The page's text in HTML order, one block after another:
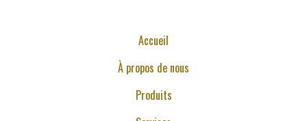
Accueil
À propos de nous
Produits